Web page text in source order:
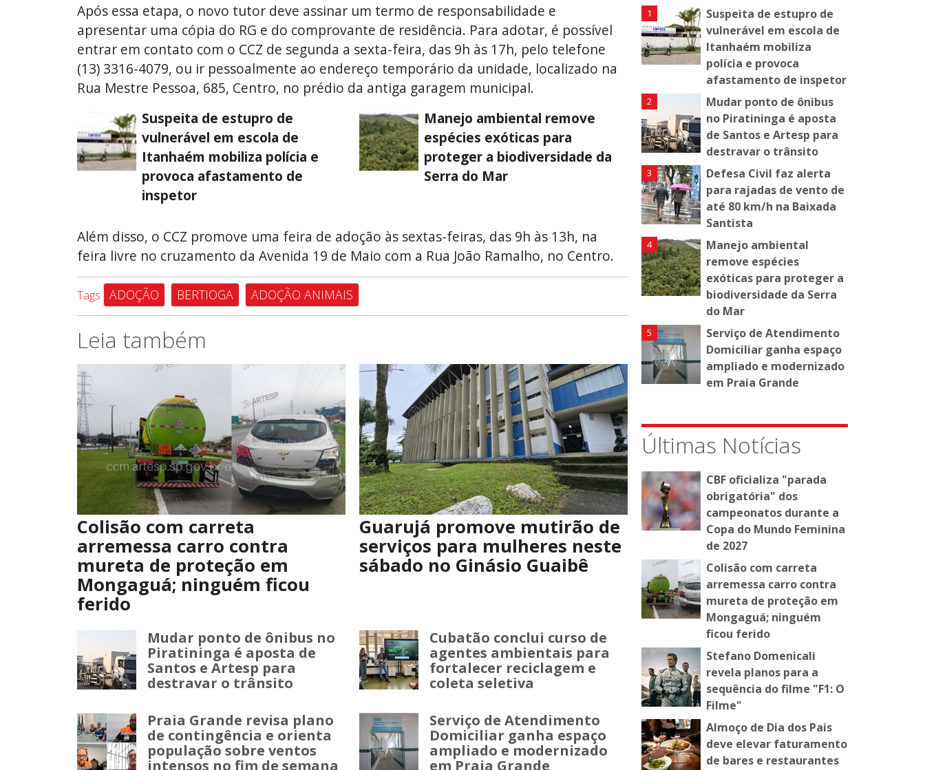
Após essa etapa, o novo tutor deve assinar um termo de responsabilidade e
apresentar uma cópia do RG e do comprovante de residência. Para adotar, é possível
entrar em contato com o CCZ de segunda a sexta-feira, das 9h às 17h, pelo telefone
(13) 3316-4079, ou ir pessoalmente ao endereço temporário da unidade, localizado na
Rua Mestre Pessoa, 685, Centro, no prédio da antiga garagem municipal.
Suspeita de estupro de
vulnerável em escola de
Itanhaém mobiliza polícia e
provoca afastamento de
inspetor
Manejo ambiental remove
espécies exóticas para
proteger a biodiversidade da
Serra do Mar
Além disso, o CCZ promove uma feira de adoção às sextas-feiras, das 9h às 13h, na
feira livre no cruzamento da Avenida 19 de Maio com a Rua João Ramalho, no Centro.
Tags ADOÇÃO BERTIOGA ADOÇÃO ANIMAIS
Leia também
Colisão com carreta
arremessa carro contra
mureta de proteção em
Mongaguá; ninguém ficou
ferido
Guarujá promove mutirão de
serviços para mulheres neste
sábado no Ginásio Guaibê
Mudar ponto de ônibus no
Piratininga é aposta de
Santos e Artesp para
destravar o trânsito
Cubatão conclui curso de
agentes ambientais para
fortalecer reciclagem e
coleta seletiva
Praia Grande revisa plano
de contingência e orienta
população sobre ventos
intensos no fim de semana
Serviço de Atendimento
Domiciliar ganha espaço
ampliado e modernizado
em Praia Grande
Suspeita de estupro de
vulnerável em escola de
Itanhaém mobiliza
polícia e provoca
afastamento de inspetor
Mudar ponto de ônibus
no Piratininga é aposta
de Santos e Artesp para
destravar o trânsito
Defesa Civil faz alerta
para rajadas de vento de
até 80 km/h na Baixada
Santista
Manejo ambiental
remove espécies
exóticas para proteger a
biodiversidade da Serra
do Mar
Serviço de Atendimento
Domiciliar ganha espaço
ampliado e modernizado
em Praia Grande
Últimas Notícias
CBF oficializa "parada
obrigatória" dos
campeonatos durante a
Copa do Mundo Feminina
de 2027
Colisão com carreta
arremessa carro contra
mureta de proteção em
Mongaguá; ninguém
ficou ferido
Stefano Domenicali
revela planos para a
sequência do filme "F1: O
Filme"
Almoço de Dia dos Pais
deve elevar faturamento
de bares e restaurantes